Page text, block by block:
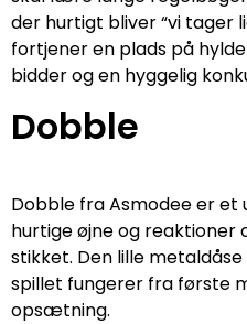
der hurtigt bliver “vi tager
fortjener en plads på
bidder og en hyggelig
Dobble
Dobble fra Asmodee er
hurtige øjne og reaktioner
stikket. Den lille
spillet fungerer fra første
opsætning.